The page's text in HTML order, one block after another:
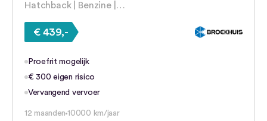
Hatchback | Benzine |…
€ 439,-
Proefrit mogelijk
€ 300 eigen risico
Vervangend vervoer
12 maanden 10000 km/jaar